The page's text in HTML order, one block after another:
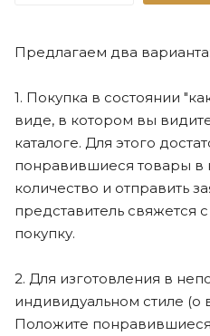
Предлагаем два варианта:
1. Покупка в состоянии
виде, в котором вы
каталоге. Для этого
понравившиеся товары в
количество и отправить
представитель свяжется
покупку.
2. Для изготовления в
индивидуальном стиле (о
Положите